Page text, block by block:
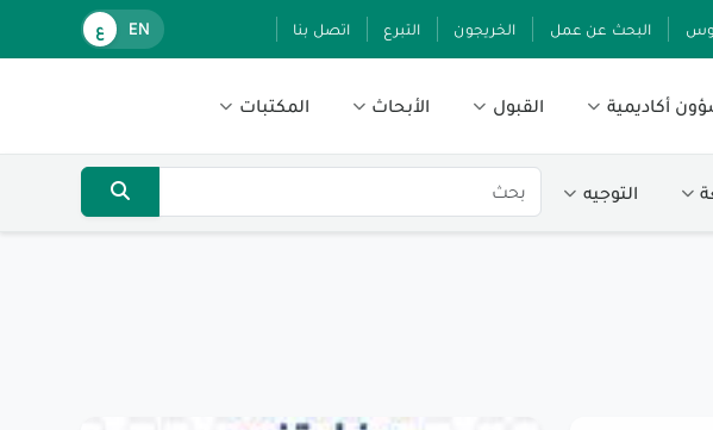
البحث عن عمل الخريجون التبرع اتصل بنا EN ع
أكاديمية القبول الأبحاث المكتبات
التوجيه